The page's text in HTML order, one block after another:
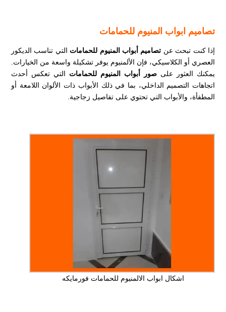
تصاميم ابواب المنيوم للحمامات
إذا كنت تبحث عن تصاميم أبواب المنيوم للحمامات التي تناسب الديكور
العصري أو الكلاسيكي، فإن الألمنيوم يوفر تشكيلة واسعة من الخيارات.
يمكنك العثور على صور أبواب المنيوم للحمامات التي تعكس أحدث
اتجاهات التصميم الداخلي، بما في ذلك الأبواب ذات الألوان اللامعة أو
المطفأة، والأبواب التي تحتوي على تفاصيل زجاجية.
اشكال ابواب الالمنيوم للحمامات فورمايكه